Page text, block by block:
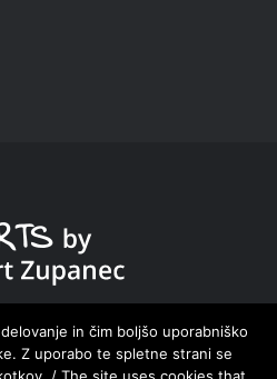
COLLECTIONS|NOVICE
ME |KONTAKT CONTACT
in čim boljšo uporabniško
Z uporabo te spletne strani se